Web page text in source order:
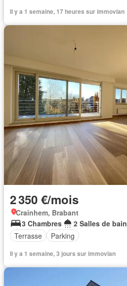
Il y a 1 semaine, 17 heures sur immovlan
2 350 €/mois
Crainhem, Brabant
3 Chambres
2 Salles de bain
Terrasse
Parking
Il y a 1 semaine, 3 jours sur immovlan